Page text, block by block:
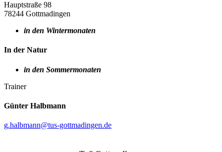
Hauptstraße 98
78244 Gottmadingen
in den Wintermonaten
In der Natur
in den Sommermonaten
Trainer
Günter Halbmann
g.halbmann@tus-gottmadingen.de